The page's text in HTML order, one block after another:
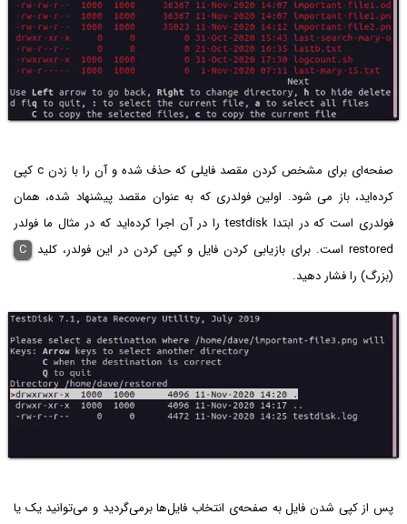
صفحه‌ای برای مشخص کردن مقصد فایلی که حذف شده و آن را با زدن c کپی
کرده‌اید، باز می شود. اولین فولدری که به عنوان مقصد پیشنهاد شده، همان
فولدری است که در ابتدا testdisk را در آن اجرا کرده‌اید که در مثال ما فولدر
restored است. برای بازیابی کردن فایل و کپی کردن در این فولدر، کلید
C
(بزرگ) را فشار دهید.
پس از کپی شدن فایل به صفحه‌ی انتخاب فایل‌ها برمی‌گردید و می‌توانید یک یا